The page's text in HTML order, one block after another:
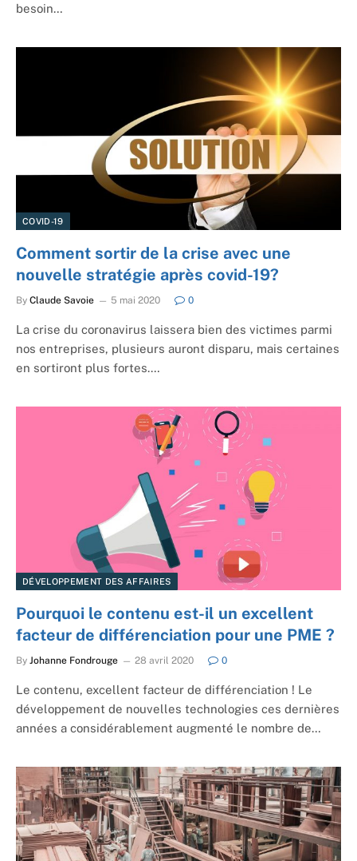
besoin…
COVID-19
Comment sortir de la crise avec une
nouvelle stratégie après covid-19?
By Claude Savoie 5 mai 2020 0
La crise du coronavirus laissera bien des victimes parmi
nos entreprises, plusieurs auront disparu, mais certaines
en sortiront plus fortes.…
DÉVELOPPEMENT DES AFFAIRES
Pourquoi le contenu est-il un excellent
facteur de différenciation pour une PME ?
By Johanne Fondrouge 28 avril 2020 0
Le contenu, excellent facteur de différenciation ! Le
développement de nouvelles technologies ces dernières
années a considérablement augmenté le nombre de…